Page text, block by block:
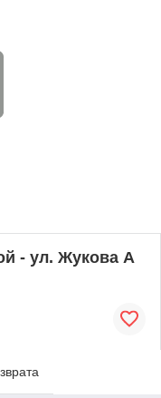
- ул. Жукова А